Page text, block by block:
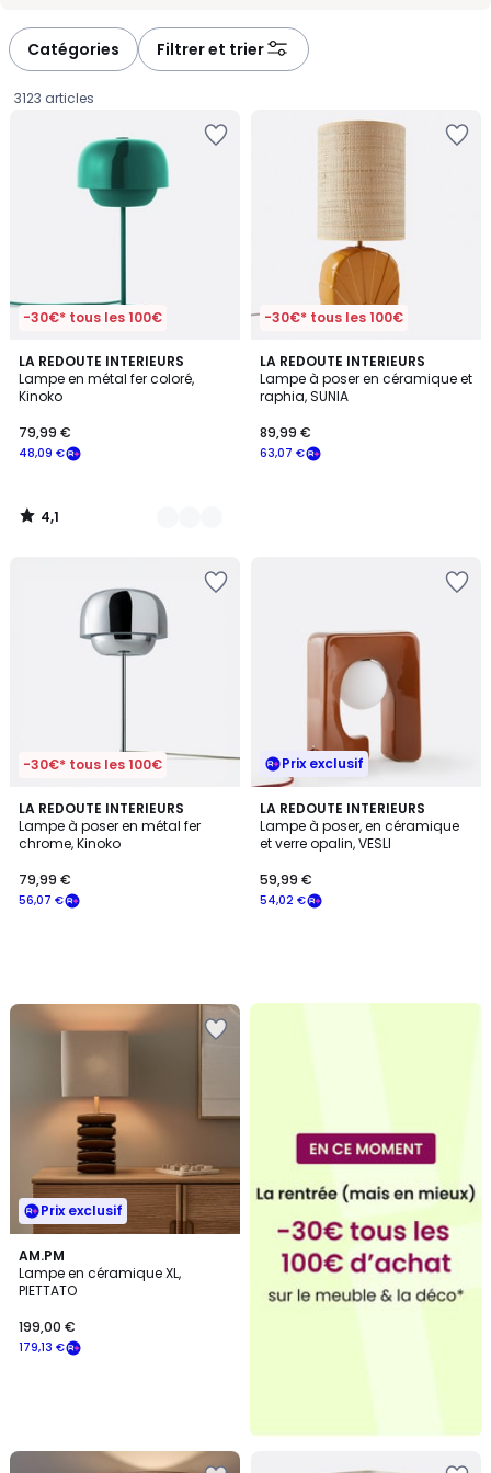
Catégories Filtrer et trier
3123 articles
-30€* tous les 100€
LA REDOUTE INTERIEURS
Lampe en métal fer coloré,
Kinoko
€
souscrivez
notre
programme
48,09 €
79,99 €
4,1
/ 5
4
Couleurs
4,1
/
-30€* tous les 100€
LA REDOUTE INTERIEURS
Lampe à poser en céramique et
raphia, SUNIA
63,07 €
89,99 €
-30€* tous les 100€
LA REDOUTE INTERIEURS
Lampe à poser en métal fer
chrome, Kinoko
56,07 €
79,99 €
Prix exclusif
LA REDOUTE INTERIEURS
Lampe à poser, en céramique
et verre opalin, VESLI
54,02 €
59,99 €
Prix exclusif
AM.PM
Lampe en céramique XL,
PIETTATO
179,13 €
199,00 €